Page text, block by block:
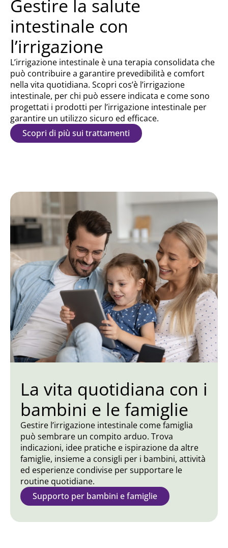
Gestire la salute
intestinale con
l’irrigazione
L’irrigazione intestinale è una terapia consolidata che
può contribuire a garantire prevedibilità e comfort
nella vita quotidiana. Scopri cos’è l’irrigazione
intestinale, per chi può essere indicata e come sono
progettati i prodotti per l’irrigazione intestinale per
garantire un utilizzo sicuro ed efficace.
Scopri di più sui trattamenti
La vita quotidiana con i
bambini e le famiglie
Gestire l’irrigazione intestinale come famiglia
può sembrare un compito arduo. Trova
indicazioni, idee pratiche e ispirazione da altre
famiglie, insieme a consigli per i bambini, attività
ed esperienze condivise per supportare le
routine quotidiane.
Supporto per bambini e famiglie